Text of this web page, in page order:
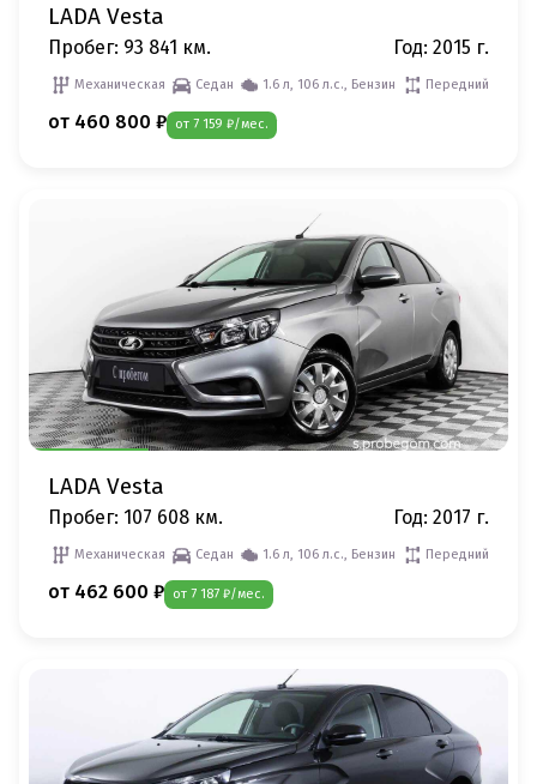
LADA Vesta
Пробег: 93 841 км. Год: 2015 г.
Механическая Седан 1.6 л, 106 л.с., Бензин Передний
от 460 800 ₽ от 7 159 ₽/мес.
LADA Vesta
Пробег: 107 608 км. Год: 2017 г.
Механическая Седан 1.6 л, 106 л.с., Бензин Передний
от 462 600 ₽ от 7 187 ₽/мес.